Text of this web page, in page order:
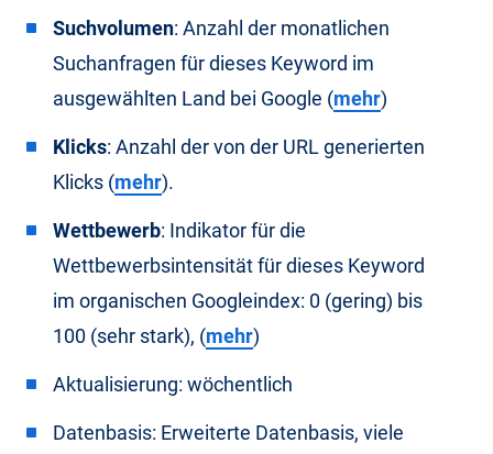
Suchvolumen: Anzahl der monatlichen
Suchanfragen für dieses Keyword im
ausgewählten Land bei Google (mehr)
Klicks: Anzahl der von der URL generierten
Klicks (mehr).
Wettbewerb: Indikator für die
Wettbewerbsintensität für dieses Keyword
im organischen Googleindex: 0 (gering) bis
100 (sehr stark), (mehr)
Aktualisierung: wöchentlich
Datenbasis: Erweiterte Datenbasis, viele